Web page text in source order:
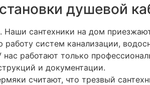
душевой
. Наши сантехники на дом
работу систем канализации,
нас работают только
и документации.
считают, что трезвый